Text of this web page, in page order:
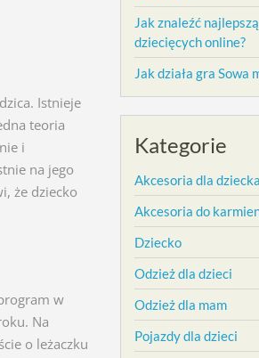
Istnieje
teoria
i
na jego
że dziecko
w
Na
o leżaczku
Jak znaleźć
dziecięcych online?
Jak działa gra Sowa
Kategorie
Akcesoria dla dziecka
Akcesoria do
Dziecko
Odzież dla dzieci
Odzież dla mam
Pojazdy dla dzieci